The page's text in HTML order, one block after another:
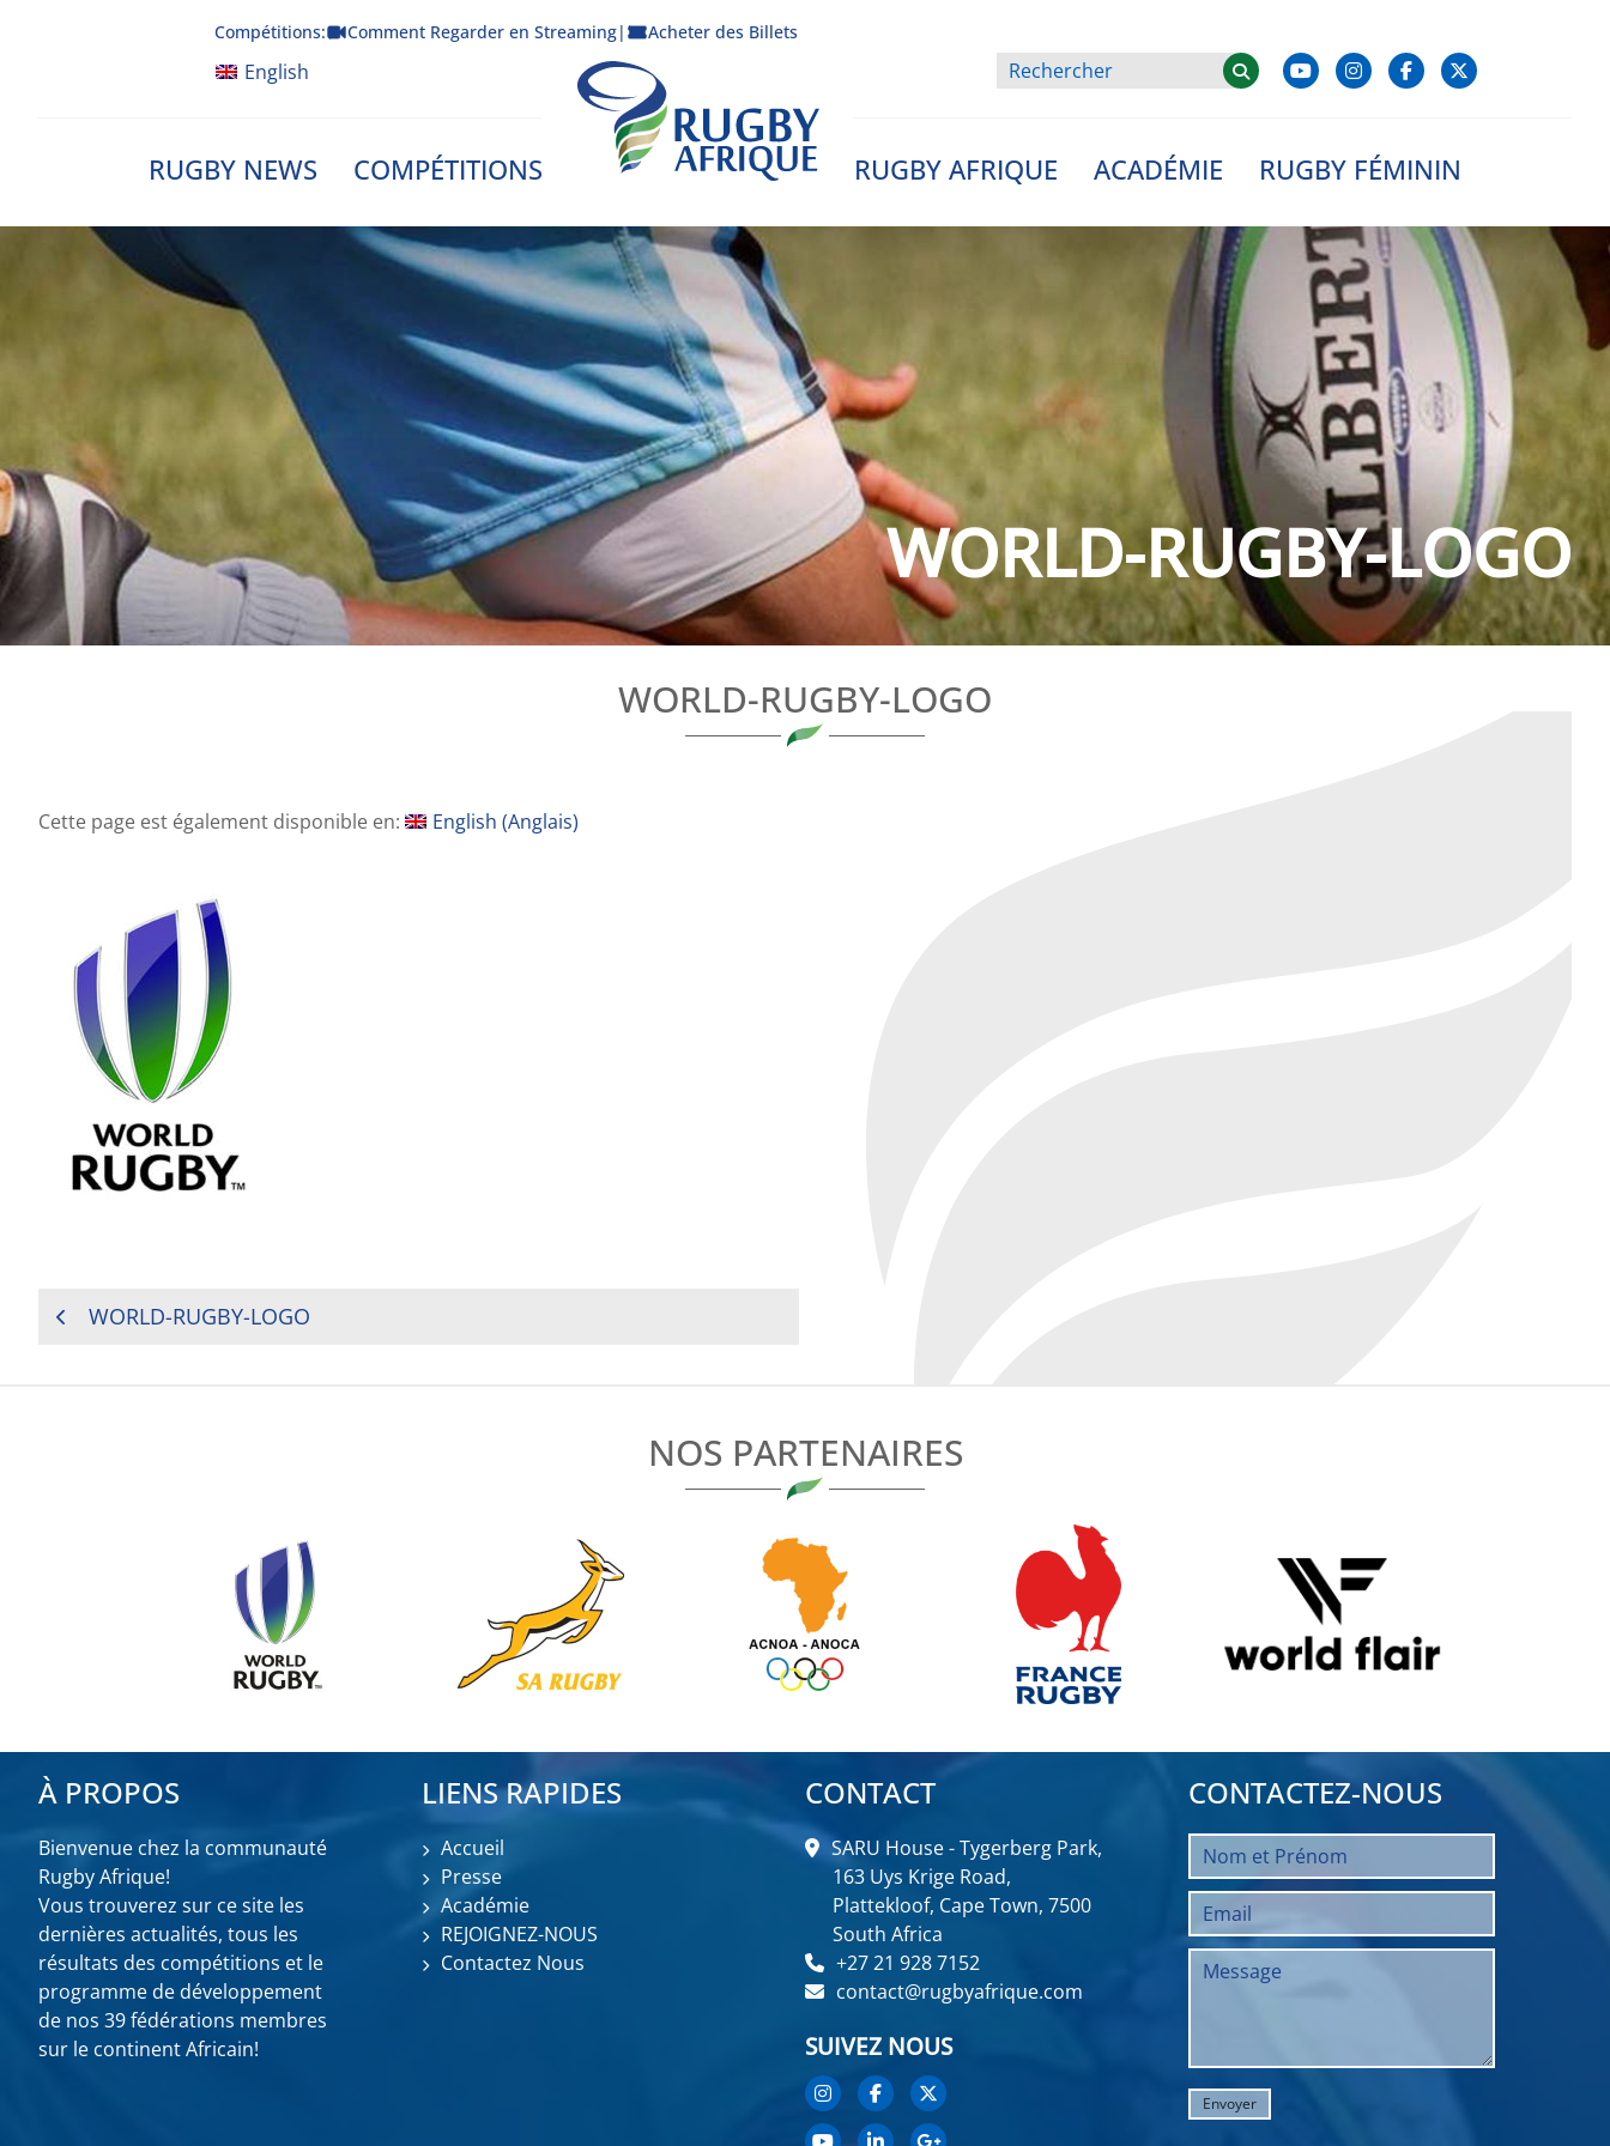
Compétitions: Comment Regarder en Streaming| Acheter des Billets
English
RUGBY NEWS COMPÉTITIONS
Rugby Afrique
RUGBY AFRIQUE ACADÉMIE RUGBY FÉMININ
WORLD-RUGBY-LOGO
WORLD-RUGBY-LOGO
Cette page est également disponible en: English (Anglais)
NAVIGATION
WORLD-RUGBY-LOGO
NOS PARTENAIRES
À PROPOS
Bienvenue chez la communauté
Rugby Afrique!
Vous trouverez sur ce site les
dernières actualités, tous les
résultats des compétitions et le
programme de développement
de nos 39 fédérations membres
sur le continent Africain!
LIENS RAPIDES
Accueil
Presse
Académie
REJOIGNEZ-NOUS
Contactez Nous
CONTACT
SARU House - Tygerberg Park,
163 Uys Krige Road,
Plattekloof, Cape Town, 7500
South Africa
+27 21 928 7152
contact@rugbyafrique.com
SUIVEZ NOUS
CONTACTEZ-NOUS